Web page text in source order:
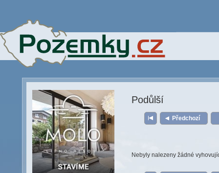
Podůlší
Předchozí
Nebyly nalezeny žádné